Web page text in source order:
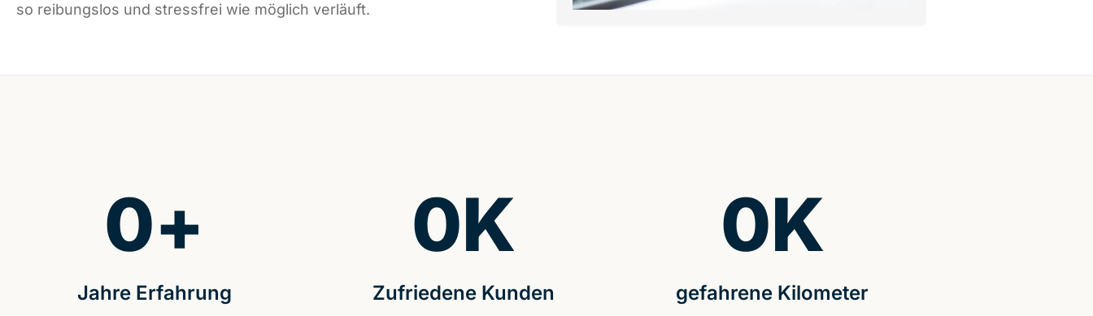
so reibungslos und stressfrei wie möglich verläuft.
Jahre Erfahrung
0+
Zufriedene Kunden
0K
gefahrene Kilometer
0K